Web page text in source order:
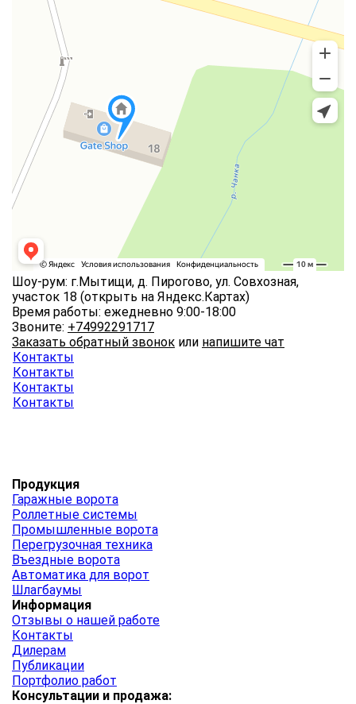
Шоу-рум: г.Мытищи, д. Пирогово, ул. Совхозная,
участок 18 (открыть на Яндекс.Картах)
Время работы: ежедневно 9:00-18:00
Звоните: +74992291717
Заказать обратный звонок или напишите чат
Контакты
Контакты
Контакты
Контакты
Продукция
Гаражные ворота
Роллетные системы
Промышленные ворота
Перегрузочная техника
Въездные ворота
Автоматика для ворот
Шлагбаумы
Информация
Отзывы о нашей работе
Контакты
Дилерам
Публикации
Портфолио работ
Консультации и продажа: